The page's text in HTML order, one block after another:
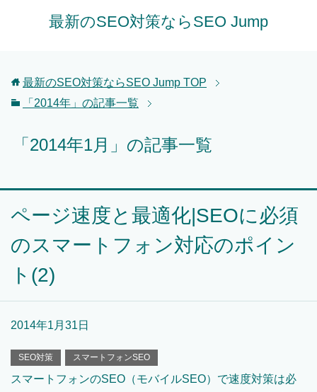
最新のSEO対策ならSEO Jump
最新のSEO対策ならSEO Jump TOP
「2014年」の記事一覧
「2014年1月」の記事一覧
ページ速度と最適化|SEOに必須
のスマートフォン対応のポイン
ト(2)
2014年1月31日
SEO対策 スマートフォンSEO
スマートフォンのSEO（モバイルSEO）で速度対策は必